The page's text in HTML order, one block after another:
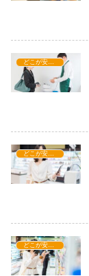
どこが安い？-食品・食材
どこが安い？-食品・食材